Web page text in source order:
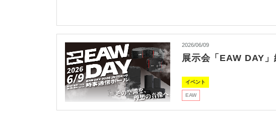
2026/06/09
展示会「EAW DAY」
イベント
EAW